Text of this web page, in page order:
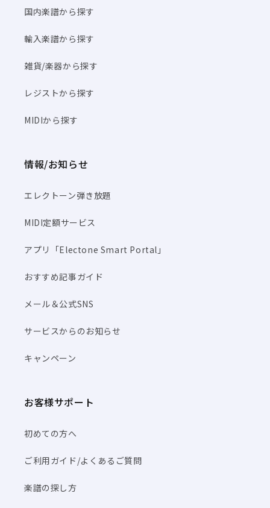
国内楽譜から探す
輸入楽譜から探す
雑貨/楽器から探す
レジストから探す
MIDIから探す
情報/お知らせ
エレクトーン弾き放題
MIDI定額サービス
アプリ「Electone Smart Portal」
おすすめ記事ガイド
メール＆公式SNS
サービスからのお知らせ
キャンペーン
お客様サポート
初めての方へ
ご利用ガイド/よくあるご質問
楽譜の探し方